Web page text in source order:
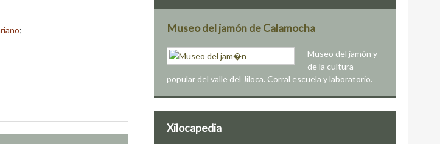
; Museo del jamón de Calamocha
Museo del jamón y
de la cultura
popular del valle del Jiloca. Corral escuela y laboratorio.
Xilocapedia